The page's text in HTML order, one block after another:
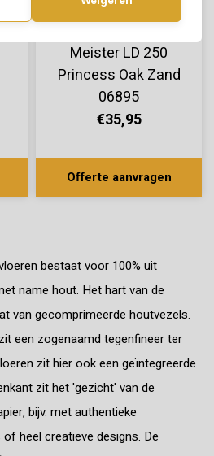
Meister LD 250
Princess Oak Zand
06895
€35,95
Offerte aanvragen
bestaat voor 100% uit
name hout. Het hart van de
van gecomprimeerde houtvezels.
een zogenaamd tegenfineer ter
zit hier ook een geïntegreerde
zit het 'gezicht' van de
bijv. met authentieke
heel creatieve designs. De